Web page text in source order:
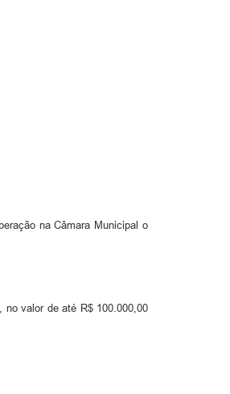
na Câmara Municipal o
, no valor de até R$ 100.000,00